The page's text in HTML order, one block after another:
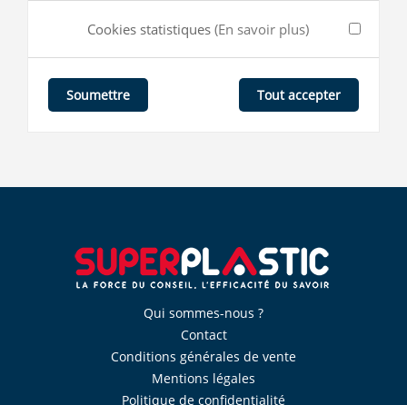
Cookies statistiques (En savoir plus)
Soumettre Tout accepter
Qui sommes-nous ?
Contact
Conditions générales de vente
Mentions légales
Politique de confidentialité